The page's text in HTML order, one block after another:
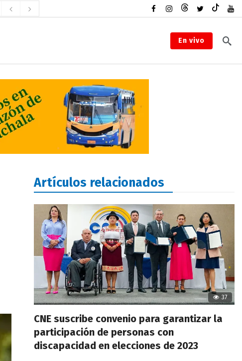
En vivo
Artículos relacionados
37
CNE suscribe convenio para garantizar la
participación de personas con
discapacidad en elecciones de 2023